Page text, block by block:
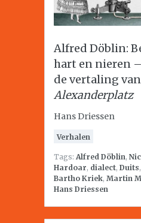
Alfred Döblin:
hart en nieren
de vertaling van
Alexanderplatz
Hans Driessen
Verhalen
Tags: Alfred Döblin,
Hardoar, dialect, Duits,
Bartho Kriek, Martin
Hans Driessen